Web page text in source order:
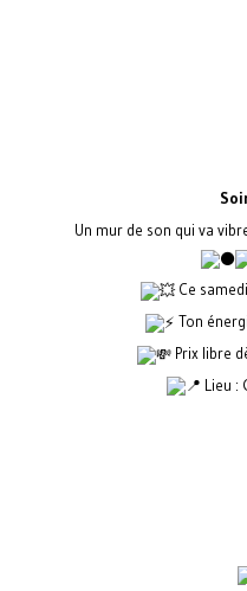
Un mur de son qui va
Ce
Ton
Prix libre
Lieu :